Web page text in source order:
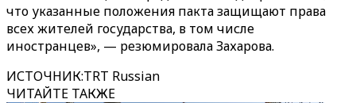
что указанные положения пакта защищают права
всех жителей государства, в том числе
иностранцев», — резюмировала Захарова.
ИСТОЧНИК:TRT Russian
ЧИТАЙТЕ ТАКЖЕ